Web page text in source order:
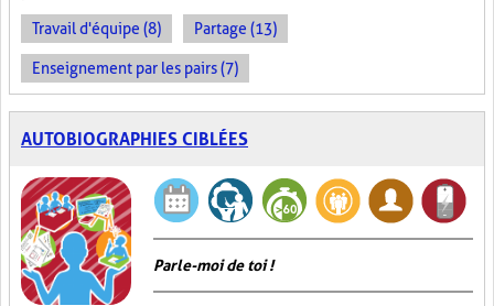
Travail d'équipe (8) Partage (13)
Enseignement par les pairs (7)
AUTOBIOGRAPHIES CIBLÉES
Parle-moi de toi !